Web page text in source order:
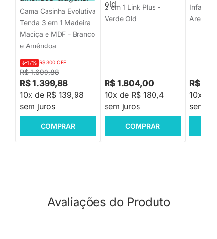
Cama Casinha Evolutiva
Tenda 3 em 1 Madeira
Maciça e MDF - Branco
e Amêndoa
R$ 1.699,88
-17% R$ 300 OFF
R$ 1.399,88
10x de R$ 139,98
sem juros
COMPRAR
2 em 1 Link Plus -
Verde Old
R$ 1.804,00
10x de R$ 180,4
sem juros
COMPRAR
Infantil
Areia
R$
10x de
sem
Avaliações do Produto